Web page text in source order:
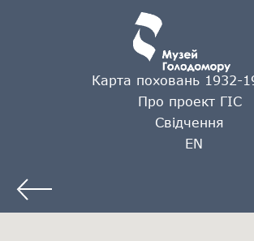
Карта поховань 1932-
Про проект ГІС
Свідчення
EN